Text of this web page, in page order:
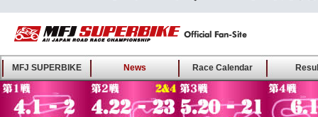
MFJ SUPERBIKE ALL
JAPAN ROAD RACE
CHAMPIONSHIP - Offical
MFJ SUPERBIKE News Race Calendar